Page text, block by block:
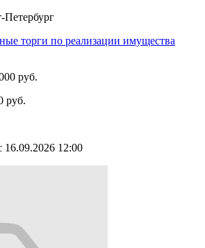
Петербург
торги по реализации имущества
руб.
руб.
16.09.2026 12:00